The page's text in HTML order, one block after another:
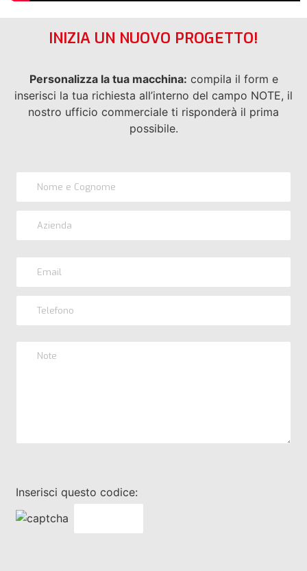
INIZIA UN NUOVO PROGETTO!
Personalizza la tua macchina: compila il form e
inserisci la tua richiesta all’interno del campo NOTE, il
nostro ufficio commerciale ti risponderà il prima
possibile.
Inserisci questo codice: